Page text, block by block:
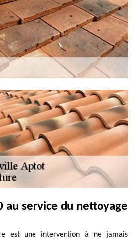
au service du nettoyage
est une intervention à ne jamais